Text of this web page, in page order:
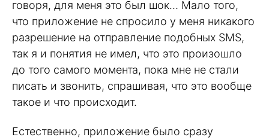
говоря, для меня это был шок… Мало того,
что приложение не спросило у меня никакого
разрешение на отправление подобных SMS,
так я и понятия не имел, что это произошло
до того самого момента, пока мне не стали
писать и звонить, спрашивая, что это вообще
такое и что происходит.
Естественно, приложение было сразу